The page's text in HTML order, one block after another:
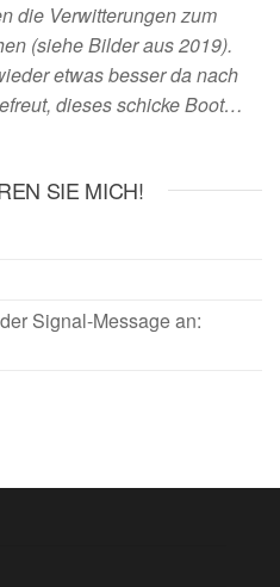
die Verwitterungen zum
(siehe Bilder aus 2019).
etwas besser da nach
dieses schicke Boot…
SIE MICH!
Signal-Message an: